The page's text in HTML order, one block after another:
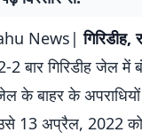
News|
बार गिरिडीह जेल में
के बाहर के अपराधियों
13 अप्रैल, 2022